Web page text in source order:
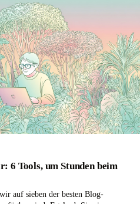
6 Tools, um Stunden beim
auf sieben der besten Blog-